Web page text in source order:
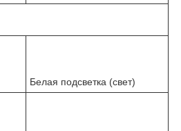
Белая подсветка (свет)